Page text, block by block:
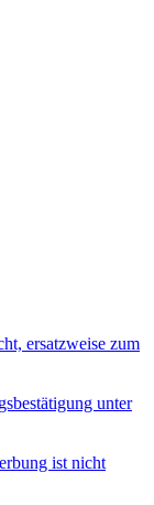
ersatzweise zum
unter
ist nicht